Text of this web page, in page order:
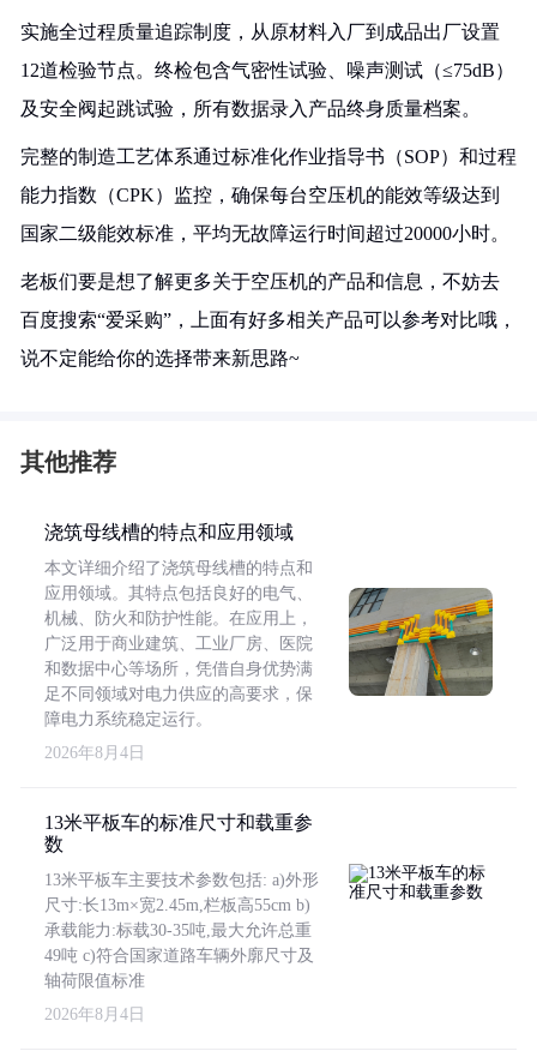
实施全过程质量追踪制度，从原材料入厂到成品出厂设置
12道检验节点。终检包含气密性试验、噪声测试（≤75dB）
及安全阀起跳试验，所有数据录入产品终身质量档案。
完整的制造工艺体系通过标准化作业指导书（SOP）和过程
能力指数（CPK）监控，确保每台空压机的能效等级达到
国家二级能效标准，平均无故障运行时间超过20000小时。
老板们要是想了解更多关于空压机的产品和信息，不妨去
百度搜索“爱采购”，上面有好多相关产品可以参考对比哦，
说不定能给你的选择带来新思路~
其他推荐
浇筑母线槽的特点和应用领域
本文详细介绍了浇筑母线槽的特点和
应用领域。其特点包括良好的电气、
机械、防火和防护性能。在应用上，
广泛用于商业建筑、工业厂房、医院
和数据中心等场所，凭借自身优势满
足不同领域对电力供应的高要求，保
障电力系统稳定运行。
2026年8月4日
13米平板车的标准尺寸和载重参
数
13米平板车主要技术参数包括: a)外形
尺寸:长13m×宽2.45m,栏板高55cm b)
承载能力:标载30-35吨,最大允许总重
49吨 c)符合国家道路车辆外廓尺寸及
轴荷限值标准
2026年8月4日